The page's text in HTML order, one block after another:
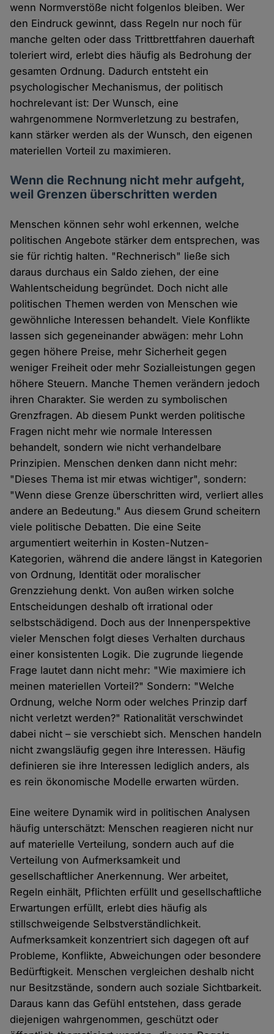
wenn Normverstöße nicht folgenlos bleiben. Wer
den Eindruck gewinnt, dass Regeln nur noch für
manche gelten oder dass Trittbrettfahren dauerhaft
toleriert wird, erlebt dies häufig als Bedrohung der
gesamten Ordnung. Dadurch entsteht ein
psychologischer Mechanismus, der politisch
hochrelevant ist: Der Wunsch, eine
wahrgenommene Normverletzung zu bestrafen,
kann stärker werden als der Wunsch, den eigenen
materiellen Vorteil zu maximieren.
Wenn die Rechnung nicht mehr aufgeht,
weil Grenzen überschritten werden
Menschen können sehr wohl erkennen, welche
politischen Angebote stärker dem entsprechen, was
sie für richtig halten. "Rechnerisch" ließe sich
daraus durchaus ein Saldo ziehen, der eine
Wahlentscheidung begründet. Doch nicht alle
politischen Themen werden von Menschen wie
gewöhnliche Interessen behandelt. Viele Konflikte
lassen sich gegeneinander abwägen: mehr Lohn
gegen höhere Preise, mehr Sicherheit gegen
weniger Freiheit oder mehr Sozialleistungen gegen
höhere Steuern. Manche Themen verändern jedoch
ihren Charakter. Sie werden zu symbolischen
Grenzfragen. Ab diesem Punkt werden politische
Fragen nicht mehr wie normale Interessen
behandelt, sondern wie nicht verhandelbare
Prinzipien. Menschen denken dann nicht mehr:
"Dieses Thema ist mir etwas wichtiger", sondern:
"Wenn diese Grenze überschritten wird, verliert alles
andere an Bedeutung." Aus diesem Grund scheitern
viele politische Debatten. Die eine Seite
argumentiert weiterhin in Kosten-Nutzen-
Kategorien, während die andere längst in Kategorien
von Ordnung, Identität oder moralischer
Grenzziehung denkt. Von außen wirken solche
Entscheidungen deshalb oft irrational oder
selbstschädigend. Doch aus der Innenperspektive
vieler Menschen folgt dieses Verhalten durchaus
einer konsistenten Logik. Die zugrunde liegende
Frage lautet dann nicht mehr: "Wie maximiere ich
meinen materiellen Vorteil?" Sondern: "Welche
Ordnung, welche Norm oder welches Prinzip darf
nicht verletzt werden?" Rationalität verschwindet
dabei nicht – sie verschiebt sich. Menschen handeln
nicht zwangsläufig gegen ihre Interessen. Häufig
definieren sie ihre Interessen lediglich anders, als
es rein ökonomische Modelle erwarten würden.
Eine weitere Dynamik wird in politischen Analysen
häufig unterschätzt: Menschen reagieren nicht nur
auf materielle Verteilung, sondern auch auf die
Verteilung von Aufmerksamkeit und
gesellschaftlicher Anerkennung. Wer arbeitet,
Regeln einhält, Pflichten erfüllt und gesellschaftliche
Erwartungen erfüllt, erlebt dies häufig als
stillschweigende Selbstverständlichkeit.
Aufmerksamkeit konzentriert sich dagegen oft auf
Probleme, Konflikte, Abweichungen oder besondere
Bedürftigkeit. Menschen vergleichen deshalb nicht
nur Besitzstände, sondern auch soziale Sichtbarkeit.
Daraus kann das Gefühl entstehen, dass gerade
diejenigen wahrgenommen, geschützt oder